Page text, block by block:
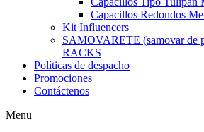
Capacillos Redondos
Kit Influencers
SAMOVARETE (samovar de
RACKS
Políticas de despacho
Promociones
Contáctenos
Menu